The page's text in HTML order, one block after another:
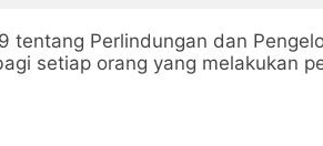
tentang Perlindungan dan
setiap orang yang melakukan